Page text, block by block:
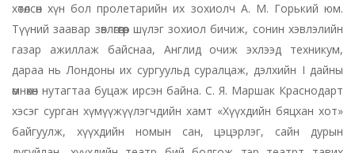
хөтөлсөн хүн бол пролетарийн их зохиолч А. М. Горький юм.
Түүний заавар зөвлөгөөгөөр шүлэг зохиол бичиж, сонин хэвлэлийн
газар ажиллаж байснаа, Англид очиж эхлээд техникум,
дараа нь Лондоны их сургуульд суралцаж, дэлхийн I дайны
өмнөхөн нутагтаа буцаж ирсэн байна. С. Я. Маршак Краснодарт
хэсэг сурган хүмүүжүүлэгчдийн хамт «Хүүхдийн бяцхан хот»
байгуулж, хүүхдийн номын сан, цэцэрлэг, сайн дурын